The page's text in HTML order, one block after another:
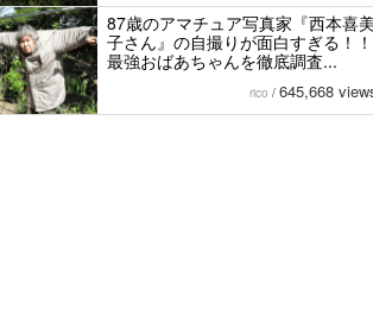
87歳のアマチュア写真家『西本喜美
子さん』の自撮りが面白すぎる！！
最強おばあちゃんを徹底調査...
rico / 645,668